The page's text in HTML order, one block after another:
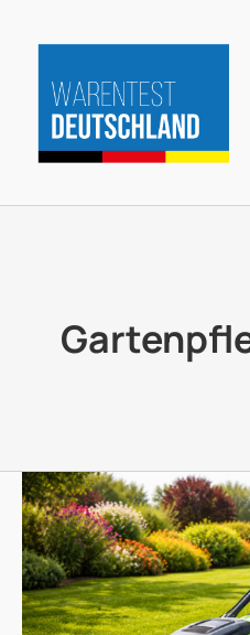
Inhalt
springen